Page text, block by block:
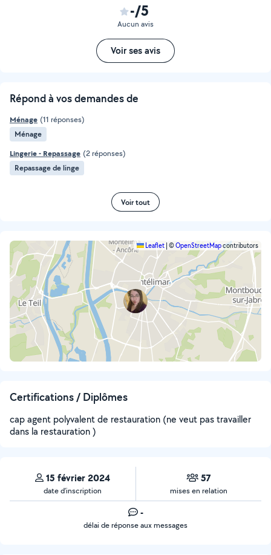
-/5
Aucun avis
Voir ses avis
Répond à vos demandes de
Ménage (11 réponses)
Ménage
Lingerie - Repassage (2 réponses)
Repassage de linge
Voir tout
Leaflet ©OpenStreetMapcontributors
Certifications / Diplômes
cap agent polyvalent de restauration (ne veut pas travailler
dans la restauration )
15 février 2024
date d’inscription
57
mises en relation
-
délai de réponse aux messages